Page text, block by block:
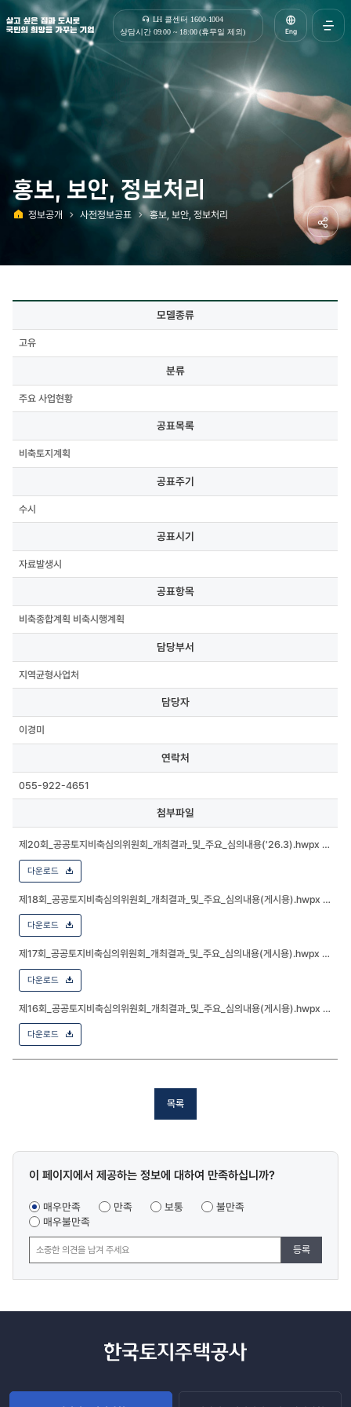
살고 싶은 집과 도시로 국민의 희망을 가꾸는 기업 | 한국토지주택공사
LH 콜센터 1600-1004
상담시간 09:00 ~ 18:00 (휴무일 제외)
Eng
홍보, 보안, 정보처리
정보공개 사전정보공표 홍보, 보안, 정보처리
모델종류,
분류,
공표주기,
공표시기,
공표항목,
담당자,
연락처,
첨부파일
모델종류
고유
분류
주요 사업현황
공표목록
비축토지계획
공표주기
수시
공표시기
자료발생시
공표항목
비축종합계획 비축시행계획
담당부서
지역균형사업처
담당자
이경미
연락처
055-922-4651
첨부파일
제20회_공공토지비축심의위원회_개최결과_및_주요_심의내용('26.3).hwpx
다운로드
제18회_공공토지비축심의위원회_개최결과_및_주요_심의내용(게시용).hwpx
다운로드
제17회_공공토지비축심의위원회_개최결과_및_주요_심의내용(게시용).hwpx
다운로드
제16회_공공토지비축심의위원회_개최결과_및_주요_심의내용(게시용).hwpx
다운로드
목록
콘텐츠
조사
이 페이지에서 제공하는 정보에 대하여 만족하십니까?
매우만족 만족 보통
불만족
매우불만족
등록